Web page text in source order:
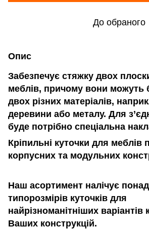
До обраного
Опис
Забезпечує стяжку двох
меблів, причому вони можуть
двох різних матеріалів,
деревини або металу. Для
буде потрібно спеціальна
Кріпильні куточки для меблів
корпусних та модульних
Наш асортимент налічує
типорозмірів куточків для
найрізноманітніших варіантів
Ваших конструкцій.